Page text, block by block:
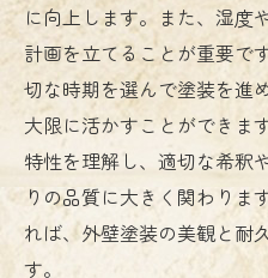
に向上します。また、湿度
計画を立てることが重要で
切な時期を選んで塗装を進
大限に活かすことができま
特性を理解し、適切な希釈
りの品質に大きく関わりま
れば、外壁塗装の美観と耐
す。